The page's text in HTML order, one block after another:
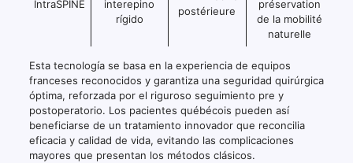
IntraSPINE
interepino
rígido
postérieure
préservation
de la mobilité
naturelle
Esta tecnología se basa en la experiencia de equipos
franceses reconocidos y garantiza una seguridad quirúrgica
óptima, reforzada por el riguroso seguimiento pre y
postoperatorio. Los pacientes québécois pueden así
beneficiarse de un tratamiento innovador que reconcilia
eficacia y calidad de vida, evitando las complicaciones
mayores que presentan los métodos clásicos.